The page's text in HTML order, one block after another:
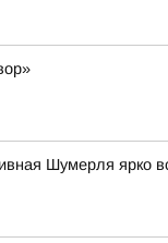
Шумерля ярко